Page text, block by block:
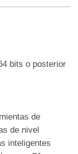
bits o posterior
de
de nivel
inteligentes